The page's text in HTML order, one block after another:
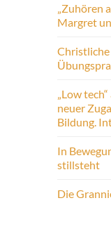
„Zuhören
Margret
„Low
neuer
Bildung.
In
stillsteht
Die